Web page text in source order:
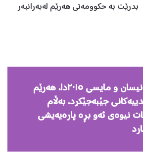
بدرێت به‌ حكوومه‌تی هه‌رێم له‌به‌رانبه‌ر
له‌مانگه‌كانی نیسان و مایسی ٢٠١٥دا، هه‌رێم
جێبه‌جێكرد، به‌ڵام
نیوه‌ی ئه‌و بڕه‌ پاره‌یه‌یشی